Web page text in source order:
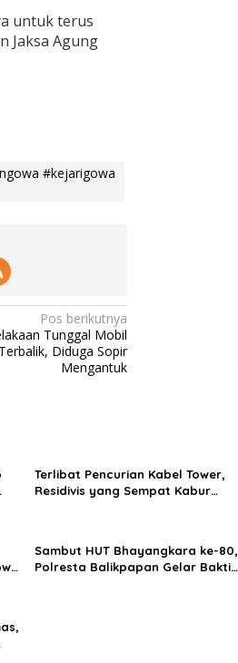
untuk terus
Jaksa Agung
#kejarigowa
Pos berikutnya
Tunggal Mobil
Diduga Sopir
Mengantuk
Terlibat Pencurian Kabel Tower,
Residivis yang Sempat Kabur
Sambut HUT Bhayangkara ke-80,
Polresta Balikpapan Gelar Bakti